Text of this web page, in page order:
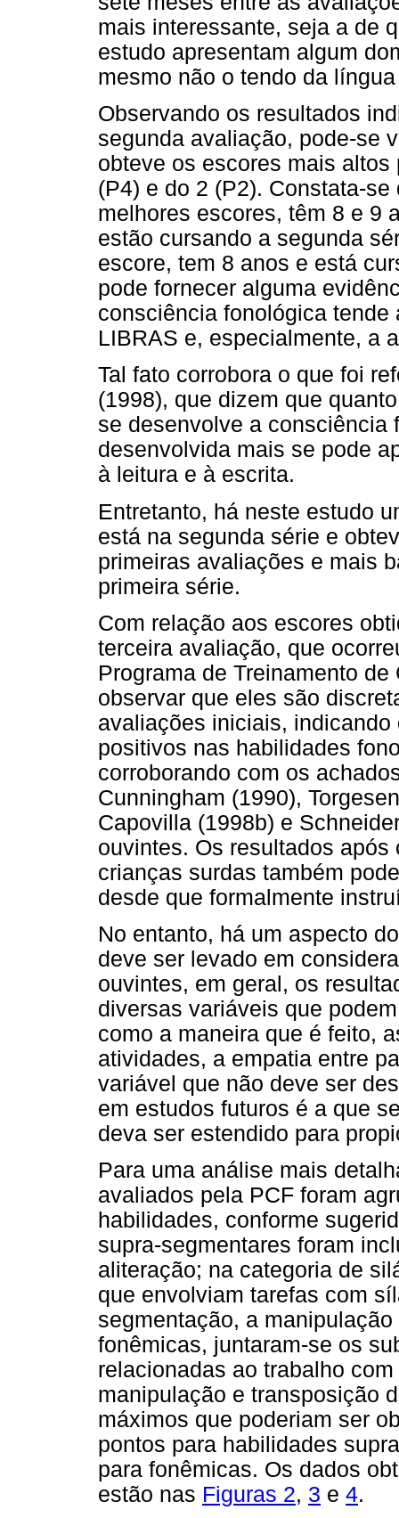
mais interessante, seja a de
estudo apresentam algum
mesmo não o tendo da
Observando os resultados
segunda avaliação, pode-se
obteve os escores mais altos
(P4) e do 2 (P2). Constata-
melhores escores, têm 8 e 9
estão cursando a segunda
escore, tem 8 anos e está
pode fornecer alguma
consciência fonológica
LIBRAS e, especialmente, a
Tal fato corrobora o que foi
(1998), que dizem que
se desenvolve a consciência
desenvolvida mais se pode
à leitura e à escrita.
Entretanto, há neste estudo
está na segunda série e
primeiras avaliações e mais
primeira série.
Com relação aos escores
terceira avaliação, que
Programa de Treinamento
observar que eles são
avaliações iniciais,
positivos nas habilidades
corroborando com os
Cunningham (1990),
Capovilla (1998b) e
ouvintes. Os resultados
crianças surdas também
desde que formalmente
No entanto, há um aspecto
deve ser levado em
ouvintes, em geral, os
diversas variáveis que
como a maneira que é feito,
atividades, a empatia entre
variável que não deve ser
em estudos futuros é a que
deva ser estendido para
Para uma análise mais
avaliados pela PCF foram
habilidades, conforme
supra-segmentares foram
aliteração; na categoria de
que envolviam tarefas com
segmentação, a
fonêmicas, juntaram-se os
relacionadas ao trabalho
manipulação e transposição
máximos que poderiam ser
pontos para habilidades
para fonêmicas. Os dados
estão nas Figuras 2, 3 e 4.